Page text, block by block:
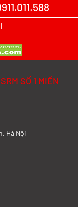
TQ Wuling N300P:
xe nào?
T20A và Tera 100
T35 và Wuling
SỐ 1 MIỀN
Hà Nội